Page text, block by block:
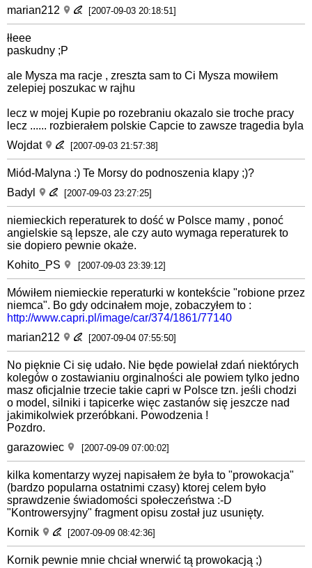
marian212
[2007-09-03 20:18:51]
łłeee
paskudny ;P
ale Mysza ma racje , zreszta sam to Ci Mysza mowiłem
zelepiej poszukac w rajhu
lecz w mojej Kupie po rozebraniu okazalo sie troche pracy
lecz ...... rozbierałem polskie Capcie to zawsze tragedia byla
Wojdat
[2007-09-03 21:57:38]
Miód-Malyna :) Te Morsy do podnoszenia klapy ;)?
Badyl
[2007-09-03 23:27:25]
niemieckich reperaturek to dość w Polsce mamy , ponoć
angielskie są lepsze, ale czy auto wymaga reperaturek to
sie dopiero pewnie okaże.
Kohito_PS
[2007-09-03 23:39:12]
Mówiłem niemieckie reperaturki w kontekście "robione przez
niemca". Bo gdy odcinałem moje, zobaczyłem to :
http://www.capri.pl/image/car/374/1861/77140
marian212
[2007-09-04 07:55:50]
No pięknie Ci się udało. Nie będe powielał zdań niektórych
kolegów o zostawianiu orginalności ale powiem tylko jedno
masz oficjalnie trzecie takie capri w Polsce tzn. jeśli chodzi
o model, silniki i tapicerke więc zastanów się jeszcze nad
jakimikolwiek przeróbkani. Powodzenia !
Pozdro.
garazowiec
[2007-09-09 07:00:02]
kilka komentarzy wyzej napisałem że była to "prowokacja"
(bardzo popularna ostatnimi czasy) ktorej celem było
sprawdzenie świadomości społeczeństwa :-D
"Kontrowersyjny" fragment opisu został juz usunięty.
Kornik
[2007-09-09 08:42:36]
Kornik pewnie mnie chciał wnerwić tą prowokacją ;)